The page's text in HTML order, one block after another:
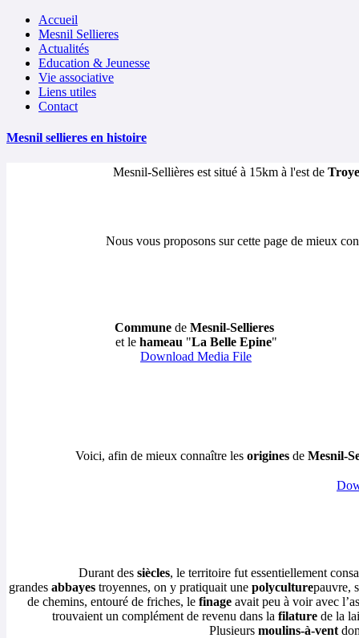
Accueil
Mesnil Sellieres
Actualités
Education & Jeunesse
Vie associative
Liens utiles
Contact
Mesnil sellieres en histoire
Mesnil-Sellières est situé à 15km à l'est de
Nous vous proposons sur cette page de mieux
Commune de Mesnil-Sellieres
et le hameau "La Belle Epine"
Download Media File
Voici, afin de mieux connaître les originesde Mesnil-
Durant des siècles, le territoire fut essentiellement
grandes abbayes troyennes, on y pratiquait une polyculturepauvre,
de chemins, entouré de friches, le finageavait peu à voir avec
trouvaient un complément de revenu dans la filaturede la
Plusieurs moulins-à-vent